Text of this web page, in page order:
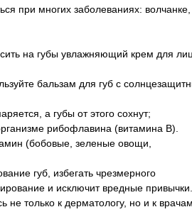
при многих заболеваниях: волчанке,
на губы увлажняющий крем для
бальзам для губ с
а губы от этого сохнут;
рибофлавина (витамина В).
(бобовые, зеленые овощи,
губ, избегать чрезмерного
и исключит вредные привычки.
не только к дерматологу, но и к врачам